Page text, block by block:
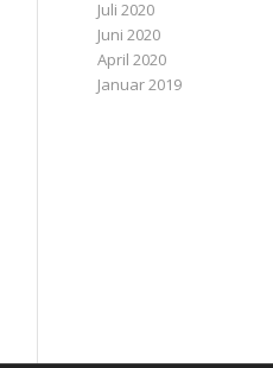
Juli 2020
Juni 2020
April 2020
Januar 2019